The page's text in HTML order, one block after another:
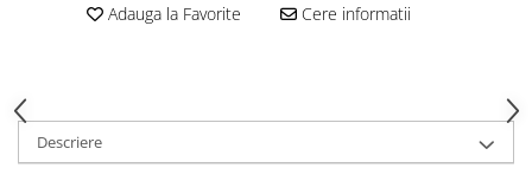
Adauga la Favorite Cere informatii
Descriere